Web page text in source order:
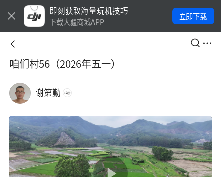
即刻获取海量玩机技巧
下载大疆商城APP
立即下载
咱们村56（2026年五一）
谢第勤